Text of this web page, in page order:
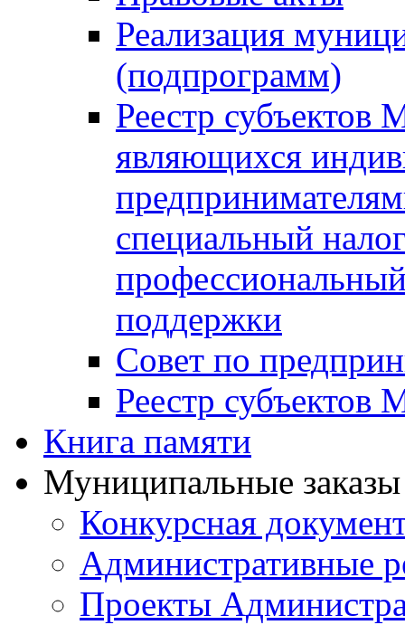
Реализация
(подпрограмм)
Реестр
являющихся
специальный
поддержки
Совет по
Реестр
Книга памяти
Муниципальные
Конкурсная
Административные
Проекты